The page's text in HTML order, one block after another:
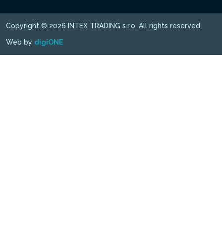
Copyright © 2026 INTEX TRADING s.r.o. All rights reserved.
Web by digiONE